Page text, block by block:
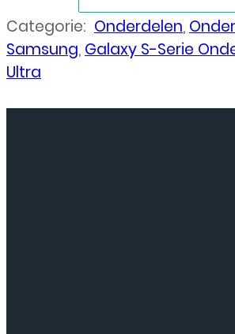
Categorie: Onderdelen,
Samsung, Galaxy S-Serie
Ultra